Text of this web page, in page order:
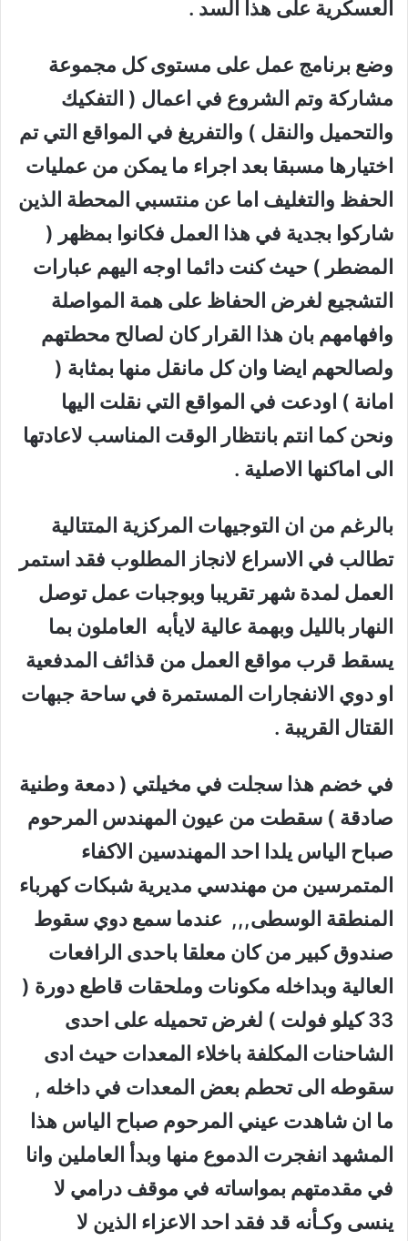
العسكرية على هذا السد .
وضع برنامج عمل على مستوى كل مجموعة
مشاركة وتم الشروع في اعمال ( التفكيك
والتحميل والنقل ) والتفريغ في المواقع التي تم
اختيارها مسبقا بعد اجراء ما يمكن من عمليات
الحفظ والتغليف اما عن منتسبي المحطة الذين
شاركوا بجدية في هذا العمل فكانوا بمظهر (
المضطر ) حيث كنت دائما اوجه اليهم عبارات
التشجيع لغرض الحفاظ على همة المواصلة
وافهامهم بان هذا القرار كان لصالح محطتهم
ولصالحهم ايضا وان كل مانقل منها بمثابة (
امانة ) اودعت في المواقع التي نقلت اليها
ونحن كما انتم بانتظار الوقت المناسب لاعادتها
الى اماكنها الاصلية .
بالرغم من ان التوجيهات المركزية المتتالية
تطالب في الاسراع لانجاز المطلوب فقد استمر
العمل لمدة شهر تقريبا وبوجبات عمل توصل
النهار بالليل وبهمة عالية لايأبه العاملون بما
يسقط قرب مواقع العمل من قذائف المدفعية
او دوي الانفجارات المستمرة في ساحة جبهات
القتال القريبة .
في خضم هذا سجلت في مخيلتي ( دمعة وطنية
صادقة ) سقطت من عيون المهندس المرحوم
صباح الياس يلدا احد المهندسين الاكفاء
المتمرسين من مهندسي مديرية شبكات كهرباء
المنطقة الوسطى,,, عندما سمع دوي سقوط
صندوق كبير من كان معلقا باحدى الرافعات
العالية وبداخله مكونات وملحقات قاطع دورة (
33 كيلو فولت ) لغرض تحميله على احدى
الشاحنات المكلفة باخلاء المعدات حيث ادى
سقوطه الى تحطم بعض المعدات في داخله ,
ما ان شاهدت عيني المرحوم صباح الياس هذا
المشهد انفجرت الدموع منها وبدأ العاملين وانا
في مقدمتهم بمواساته في موقف درامي لا
ينسى وكـأنه قد فقد احد الاعزاء الذين لا